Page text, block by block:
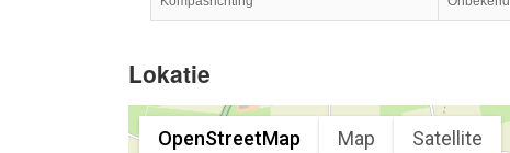
Lokatie
OpenStreetMap Map Satellite